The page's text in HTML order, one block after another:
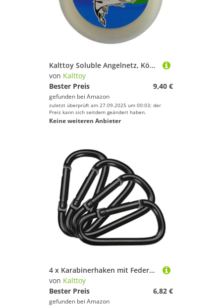
Sportausrüstung
Sportausstattung
Sportschuhe
Tauchen & Schnorcheln
Wakeboarding
Wakeskating
Windsurfing
Geschlecht
Kalttoy Soluble Angelnetz, Ködertasche, 5 m, PVA-Netz, Angelstrumpf, Ködertasche
von Kalttoy
Bester Preis
9,40 €
gefunden bei Amazon
zuletzt überprüft am 27.09.2025 um 00:03; der
Preis kann sich seitdem geändert haben.
Keine weiteren Anbieter
4 x Karabinerhaken mit Federn, für Klettern, Camping, Wandern, Angeln
von Kalttoy
Bester Preis
6,82 €
gefunden bei Amazon